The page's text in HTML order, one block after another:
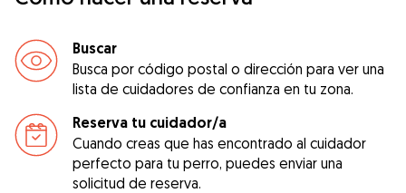
Buscar
Busca por código postal o dirección para ver una
lista de cuidadores de confianza en tu zona.
Reserva tu cuidador/a
Cuando creas que has encontrado al cuidador
perfecto para tu perro, puedes enviar una
solicitud de reserva.